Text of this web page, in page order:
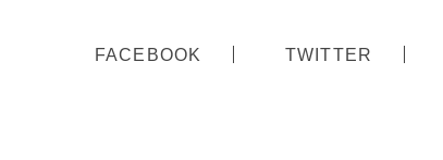
FACEBOOK TWITTER